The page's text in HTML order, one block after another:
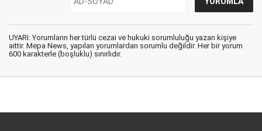
UYARI: Yorumların her türlü cezai ve hukuki sorumluluğu yazan kişiye
aittir. Mepa News, yapılan yorumlardan sorumlu değildir. Her bir yorum
600 karakterle (boşluklu) sınırlıdır.